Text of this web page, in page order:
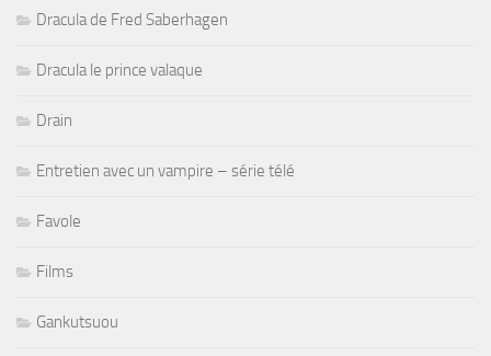
Dracula de Fred Saberhagen
Dracula le prince valaque
Drain
Entretien avec un vampire – série télé
Favole
Films
Gankutsuou